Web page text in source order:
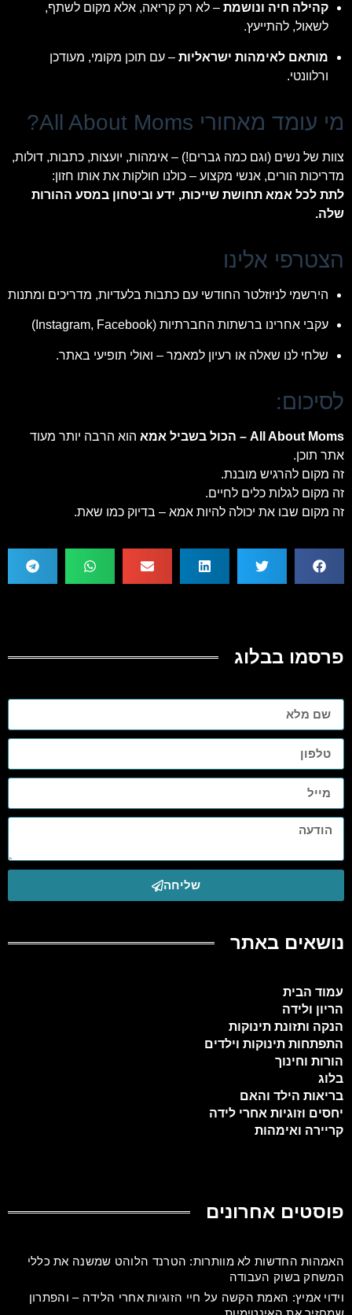
קהילה חיה ונושמת – לא רק קריאה, אלא מקום לשתף,
לשאול, להתייעץ.
מותאם לאימהות ישראליות – עם תוכן מקומי, מעודכן
ורלוונטי.
מי עומד מאחורי All About Moms?
צוות של נשים (וגם כמה גברים!) – אימהות, יועצות, כתבות, דולות,
מדריכות הורים, אנשי מקצוע – כולנו חולקות את אותו חזון:
לתת לכל אמא תחושת שייכות, ידע וביטחון במסע ההורות
שלה.
הצטרפי אלינו
הירשמי לניוזלטר החודשי עם כתבות בלעדיות, מדריכים ומתנות
עקבי אחרינו ברשתות החברתיות (Instagram, Facebook)
שלחי לנו שאלה או רעיון למאמר – ואולי תופיעי באתר.
לסיכום:
All About Moms – הכול בשביל אמא
הוא הרבה יותר מעוד
אתר תוכן.
זה מקום להרגיש מובנת.
זה מקום לגלות כלים לחיים.
זה מקום שבו את יכולה להיות אמא – בדיוק כמו שאת.
פרסמו בבלוג
שליחה
נושאים באתר
עמוד הבית
הריון ולידה
הנקה ותזונת תינוקות
התפתחות תינוקות וילדים
הורות וחינוך
בלוג
בריאות הילד והאם
יחסים וזוגיות אחרי לידה
קריירה ואימהות
פוסטים אחרונים
האמהות החדשות לא מוותרות: הטרנד הלוהט שמשנה את כללי
המשחק בשוק העבודה
וידוי אמיץ: האמת הקשה על חיי הזוגיות אחרי הלידה – והפתרון